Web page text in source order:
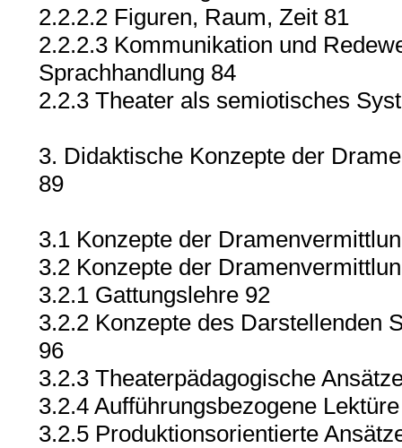
2.2.2.2 Figuren, Raum, Zeit 81
2.2.2.3 Kommunikation und
Sprachhandlung 84
2.2.3 Theater als semiotisches
3. Didaktische Konzepte der
89
3.1 Konzepte der
3.2 Konzepte der
3.2.1 Gattungslehre 92
3.2.2 Konzepte des Darstellenden
96
3.2.3 Theaterpädagogische
3.2.4 Aufführungsbezogene
3.2.5 Produktionsorientierte